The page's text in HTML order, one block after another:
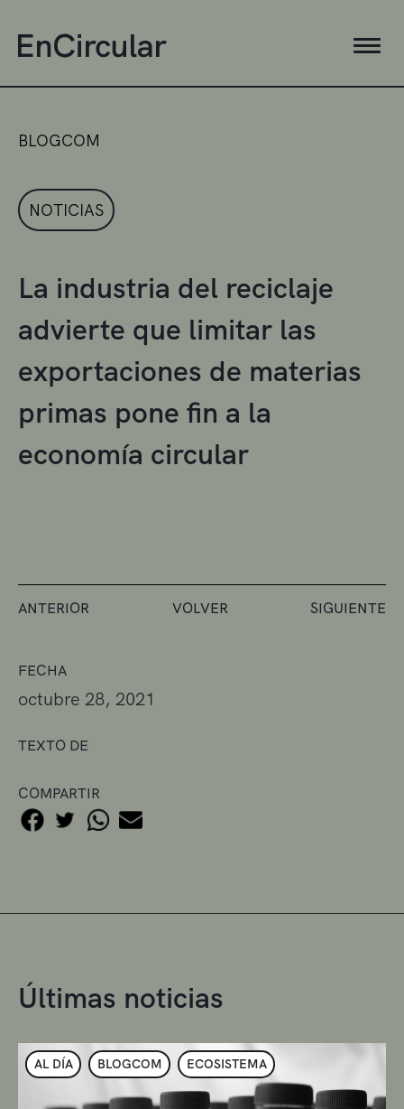
FECHA
octubre 28, 2021
TEXTO DE
COMPARTIR
BLOGCOM
NOTICIAS
La industria del reciclaje
advierte que limitar las
exportaciones de materias
primas pone fin a la
economía circular
ANTERIOR VOLVER SIGUIENTE
Últimas noticias
AL DÍA BLOGCOM ECOSISTEMA